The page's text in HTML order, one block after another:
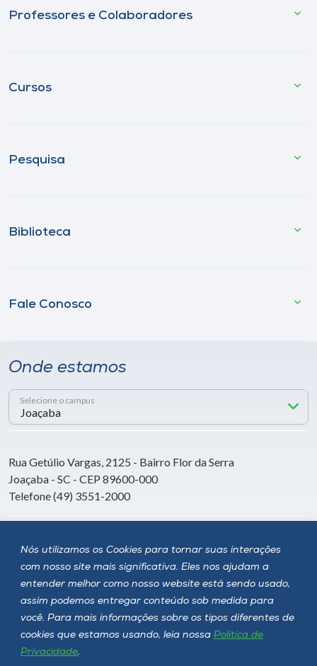
Nós utilizamos os Cookies para tornar suas interações
com nosso site mais significativa. Eles nos ajudam a
entender melhor como nosso website está sendo usado,
assim podemos entregar conteúdo sob medida para
você. Para mais informações sobre os tipos diferentes de
cookies que estamos usando, leia nossa Política de
Privacidade.
Professores e Colaboradores
Cursos
Pesquisa
Biblioteca
Fale Conosco
Onde estamos
Selecione o campus
Rua Getúlio Vargas, 2125 - Bairro Flor da Serra
Joaçaba - SC - CEP 89600-000
Telefone (49) 3551-2000
Siga a Unoesc